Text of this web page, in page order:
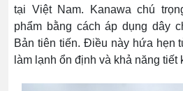
tại Việt Nam. Kanawa chú
phẩm bằng cách áp dụng dây
Bản tiên tiến. Điều này hứa hẹn
làm lạnh ổn định và khả năng tiết